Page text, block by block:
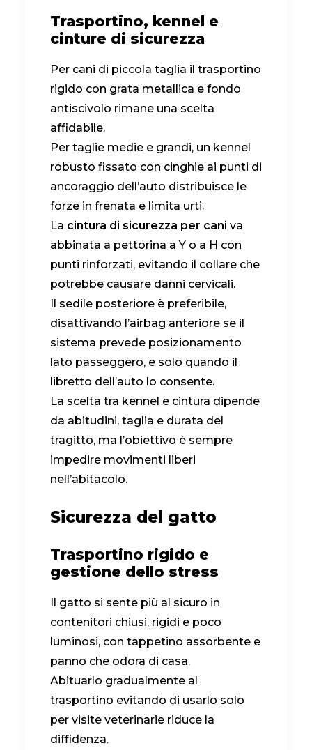
Trasportino, kennel e
cinture di sicurezza
Per cani di piccola taglia il trasportino
rigido con grata metallica e fondo
antiscivolo rimane una scelta
affidabile.
Per taglie medie e grandi, un kennel
robusto fissato con cinghie ai punti di
ancoraggio dell’auto distribuisce le
forze in frenata e limita urti.
La cintura di sicurezza per cani va
abbinata a pettorina a Y o a H con
punti rinforzati, evitando il collare che
potrebbe causare danni cervicali.
Il sedile posteriore è preferibile,
disattivando l’airbag anteriore se il
sistema prevede posizionamento
lato passeggero, e solo quando il
libretto dell’auto lo consente.
La scelta tra kennel e cintura dipende
da abitudini, taglia e durata del
tragitto, ma l’obiettivo è sempre
impedire movimenti liberi
nell’abitacolo.
Sicurezza del gatto
Trasportino rigido e
gestione dello stress
Il gatto si sente più al sicuro in
contenitori chiusi, rigidi e poco
luminosi, con tappetino assorbente e
panno che odora di casa.
Abituarlo gradualmente al
trasportino evitando di usarlo solo
per visite veterinarie riduce la
diffidenza.